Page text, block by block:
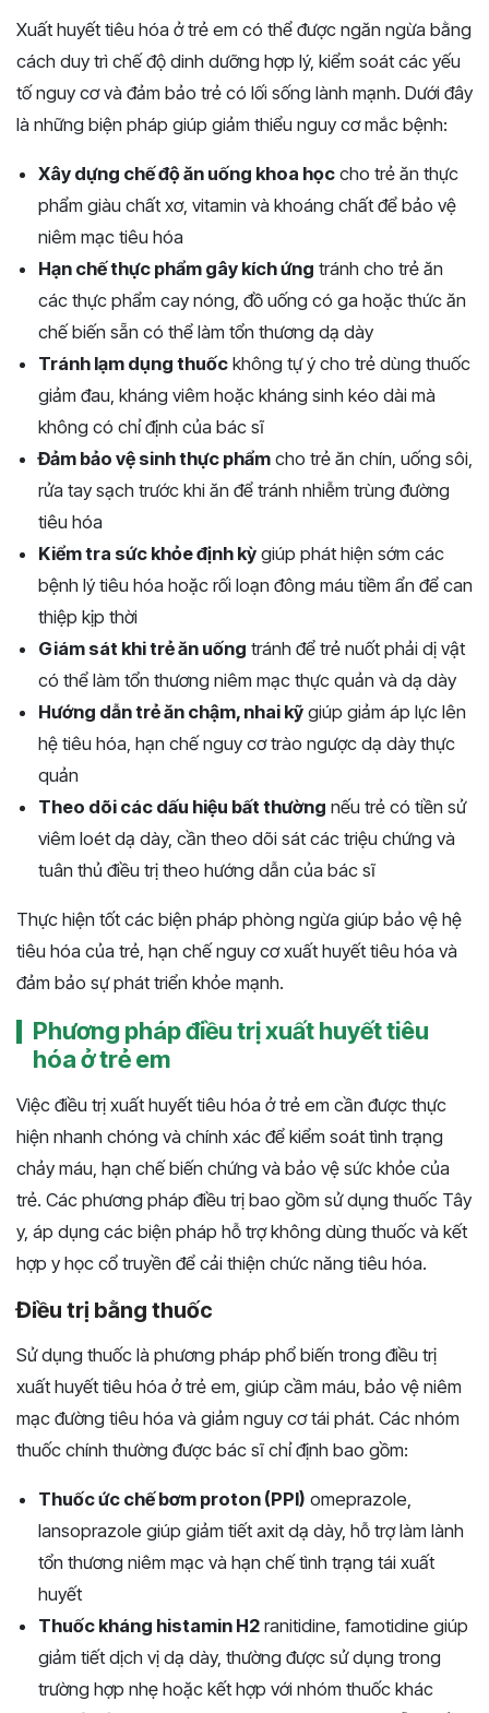
Xuất huyết tiêu hóa ở trẻ em có thể được ngăn ngừa bằng
cách duy trì chế độ dinh dưỡng hợp lý, kiểm soát các yếu
tố nguy cơ và đảm bảo trẻ có lối sống lành mạnh. Dưới đây
là những biện pháp giúp giảm thiểu nguy cơ mắc bệnh:
Xây dựng chế độ ăn uống khoa học cho trẻ ăn thực
phẩm giàu chất xơ, vitamin và khoáng chất để bảo vệ
niêm mạc tiêu hóa
Hạn chế thực phẩm gây kích ứng tránh cho trẻ ăn
các thực phẩm cay nóng, đồ uống có ga hoặc thức ăn
chế biến sẵn có thể làm tổn thương dạ dày
Tránh lạm dụng thuốc không tự ý cho trẻ dùng thuốc
giảm đau, kháng viêm hoặc kháng sinh kéo dài mà
không có chỉ định của bác sĩ
Đảm bảo vệ sinh thực phẩm cho trẻ ăn chín, uống sôi,
rửa tay sạch trước khi ăn để tránh nhiễm trùng đường
tiêu hóa
Kiểm tra sức khỏe định kỳ giúp phát hiện sớm các
bệnh lý tiêu hóa hoặc rối loạn đông máu tiềm ẩn để can
thiệp kịp thời
Giám sát khi trẻ ăn uống tránh để trẻ nuốt phải dị vật
có thể làm tổn thương niêm mạc thực quản và dạ dày
Hướng dẫn trẻ ăn chậm, nhai kỹ giúp giảm áp lực lên
hệ tiêu hóa, hạn chế nguy cơ trào ngược dạ dày thực
quản
Theo dõi các dấu hiệu bất thường nếu trẻ có tiền sử
viêm loét dạ dày, cần theo dõi sát các triệu chứng và
tuân thủ điều trị theo hướng dẫn của bác sĩ
Thực hiện tốt các biện pháp phòng ngừa giúp bảo vệ hệ
tiêu hóa của trẻ, hạn chế nguy cơ xuất huyết tiêu hóa và
đảm bảo sự phát triển khỏe mạnh.
Phương pháp điều trị xuất huyết tiêu
hóa ở trẻ em
Việc điều trị xuất huyết tiêu hóa ở trẻ em cần được thực
hiện nhanh chóng và chính xác để kiểm soát tình trạng
chảy máu, hạn chế biến chứng và bảo vệ sức khỏe của
trẻ. Các phương pháp điều trị bao gồm sử dụng thuốc Tây
y, áp dụng các biện pháp hỗ trợ không dùng thuốc và kết
hợp y học cổ truyền để cải thiện chức năng tiêu hóa.
Điều trị bằng thuốc
Sử dụng thuốc là phương pháp phổ biến trong điều trị
xuất huyết tiêu hóa ở trẻ em, giúp cầm máu, bảo vệ niêm
mạc đường tiêu hóa và giảm nguy cơ tái phát. Các nhóm
thuốc chính thường được bác sĩ chỉ định bao gồm:
Thuốc ức chế bơm proton (PPI) omeprazole,
lansoprazole giúp giảm tiết axit dạ dày, hỗ trợ làm lành
tổn thương niêm mạc và hạn chế tình trạng tái xuất
huyết
Thuốc kháng histamin H2 ranitidine, famotidine giúp
giảm tiết dịch vị dạ dày, thường được sử dụng trong
trường hợp nhẹ hoặc kết hợp với nhóm thuốc khác